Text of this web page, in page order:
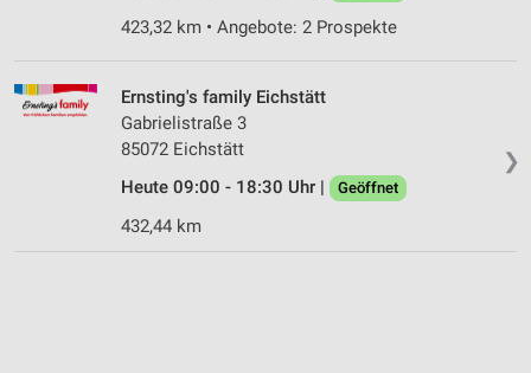
423,32 km • Angebote: 2 Prospekte
❯
Ernsting's family Eichstätt
Gabrielistraße 3
85072 Eichstätt
Heute 09:00 - 18:30 Uhr |
Geöffnet
432,44 km